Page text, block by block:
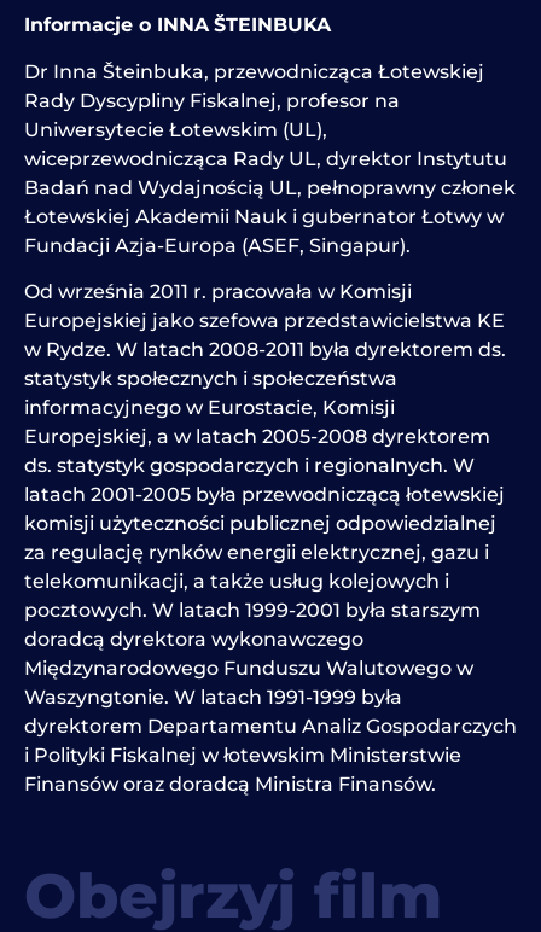
Informacje o INNA ŠTEINBUKA
Dr Inna Šteinbuka, przewodnicząca Łotewskiej
Rady Dyscypliny Fiskalnej, profesor na
Uniwersytecie Łotewskim (UL),
wiceprzewodnicząca Rady UL, dyrektor Instytutu
Badań nad Wydajnością UL, pełnoprawny członek
Łotewskiej Akademii Nauk i gubernator Łotwy w
Fundacji Azja-Europa (ASEF, Singapur).
Od września 2011 r. pracowała w Komisji
Europejskiej jako szefowa przedstawicielstwa KE
w Rydze. W latach 2008-2011 była dyrektorem ds.
statystyk społecznych i społeczeństwa
informacyjnego w Eurostacie, Komisji
Europejskiej, a w latach 2005-2008 dyrektorem
ds. statystyk gospodarczych i regionalnych. W
latach 2001-2005 była przewodniczącą łotewskiej
komisji użyteczności publicznej odpowiedzialnej
za regulację rynków energii elektrycznej, gazu i
telekomunikacji, a także usług kolejowych i
pocztowych. W latach 1999-2001 była starszym
doradcą dyrektora wykonawczego
Międzynarodowego Funduszu Walutowego w
Waszyngtonie. W latach 1991-1999 była
dyrektorem Departamentu Analiz Gospodarczych
i Polityki Fiskalnej w łotewskim Ministerstwie
Finansów oraz doradcą Ministra Finansów.
Obejrzyj film